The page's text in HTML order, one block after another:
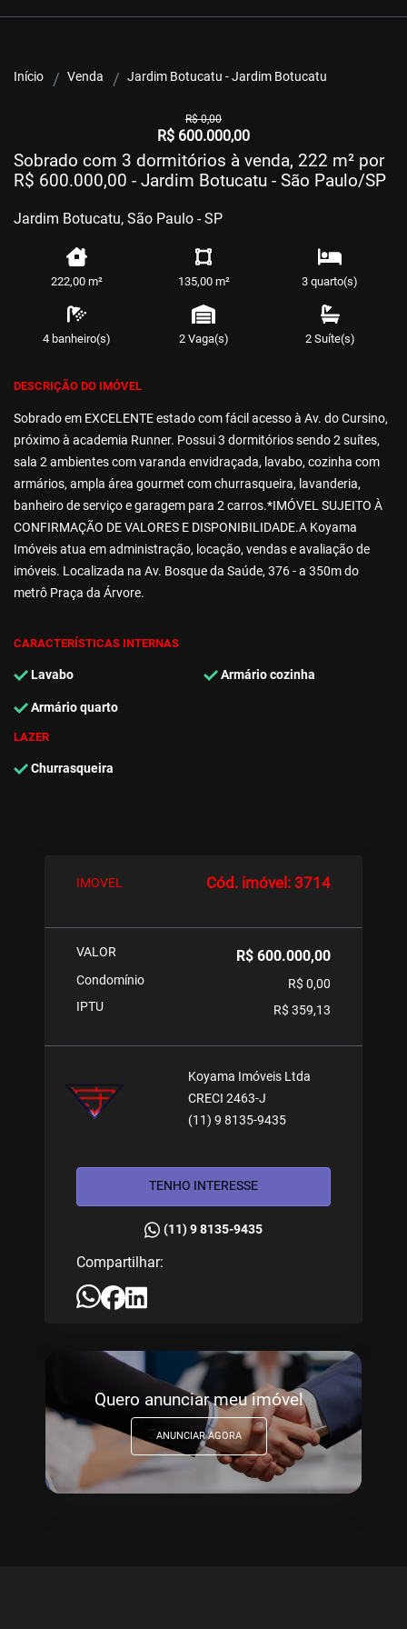
Início Venda Jardim Botucatu - Jardim Botucatu
R$ 0,00
R$ 600.000,00
Sobrado com 3 dormitórios à venda, 222 m² por
R$ 600.000,00 - Jardim Botucatu - São Paulo/SP
Jardim Botucatu, São Paulo - SP
222,00 m² 135,00 m² 3 quarto(s)
4 banheiro(s) 2 Vaga(s) 2 Suíte(s)
DESCRIÇÃO DO IMÓVEL
Sobrado em EXCELENTE estado com fácil acesso à Av. do Cursino,
próximo à academia Runner. Possui 3 dormitórios sendo 2 suítes,
sala 2 ambientes com varanda envidraçada, lavabo, cozinha com
armários, ampla área gourmet com churrasqueira, lavanderia,
banheiro de serviço e garagem para 2 carros.*IMÓVEL SUJEITO À
CONFIRMAÇÃO DE VALORES E DISPONIBILIDADE.A Koyama
Imóveis atua em administração, locação, vendas e avaliação de
imóveis. Localizada na Av. Bosque da Saúde, 376 - a 350m do
metrô Praça da Árvore.
CARACTERÍSTICAS INTERNAS
Lavabo Armário cozinha
Armário quarto
LAZER
Churrasqueira
IMOVEL Cód. imóvel: 3714
VALOR R$ 600.000,00
Condomínio
R$ 0,00
IPTU
R$ 359,13
Koyama Imóveis Ltda
CRECI 2463-J
(11) 9 8135-9435
TENHO INTERESSE
(11) 9 8135-9435
Compartilhar:
Quero anunciar meu imóvel
ANUNCIAR AGORA